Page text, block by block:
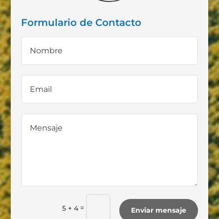
Formulario de Contacto
5 + 4 = Enviar mensaje